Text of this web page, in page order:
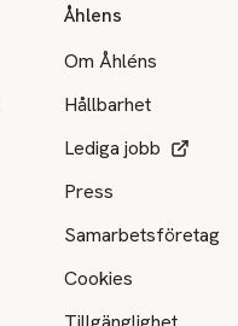
Åhlens
Om Åhléns
Hållbarhet
Lediga jobb
Press
Samarbetsföretag
Cookies